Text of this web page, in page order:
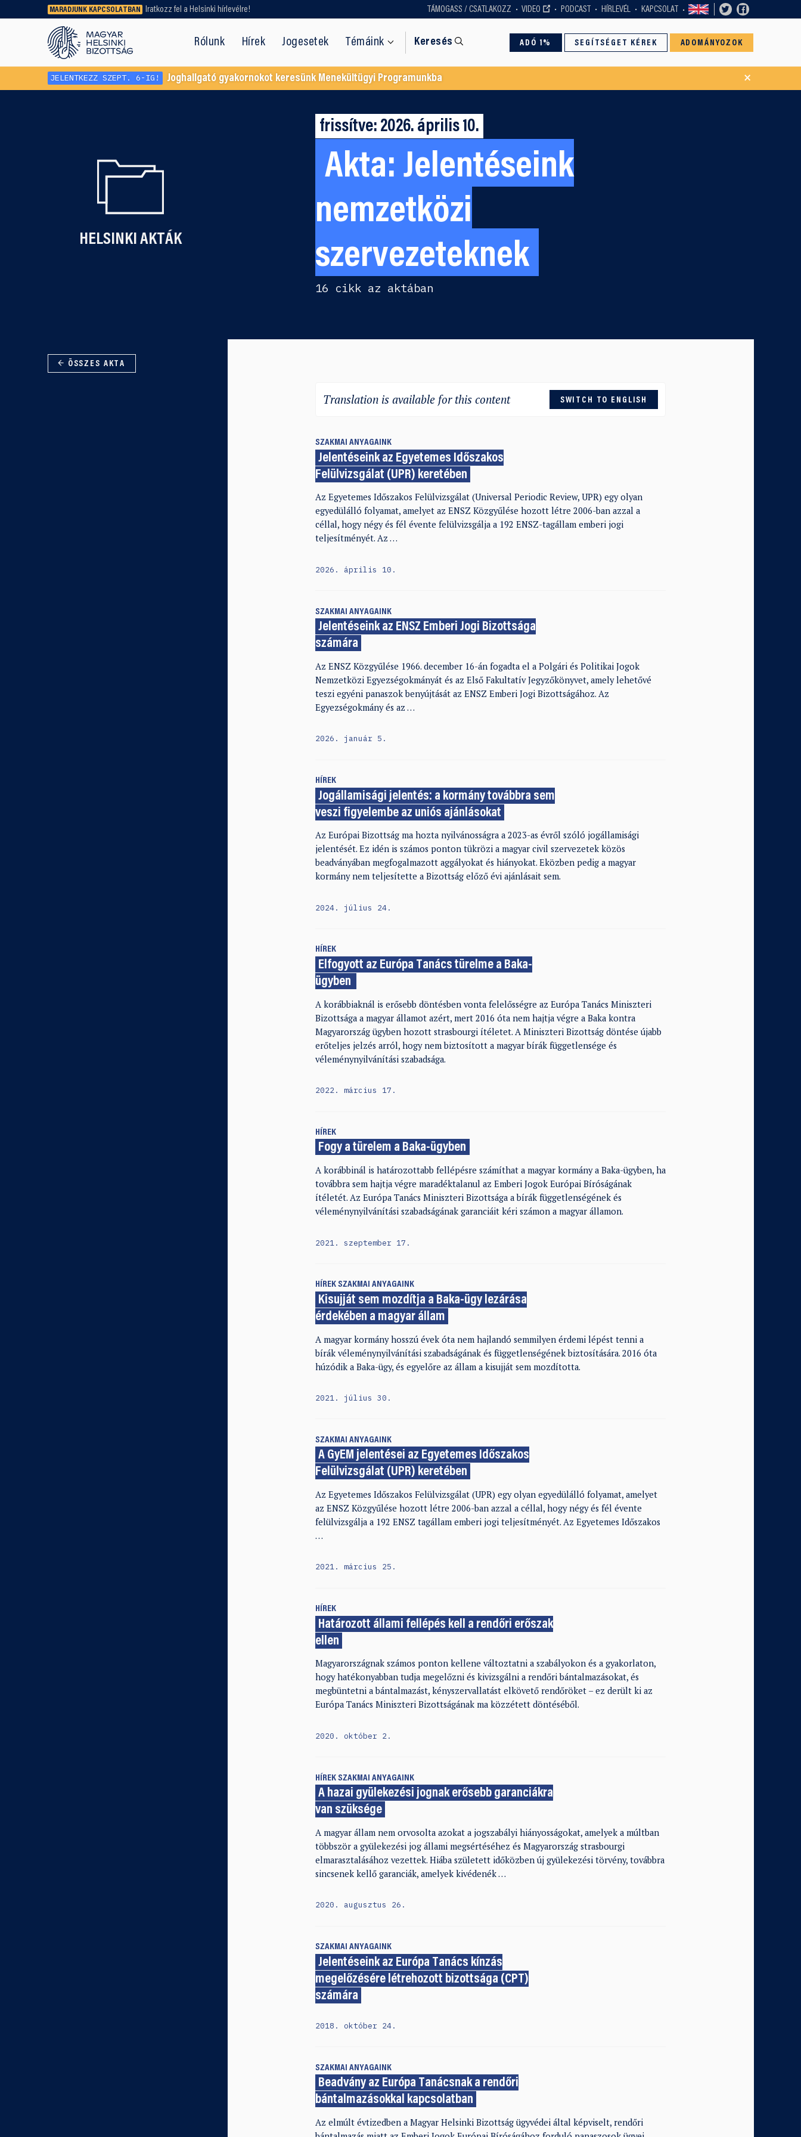
MARADJUNK KAPCSOLATBAN Iratkozz fel a Helsinki hírlevélre! TÁMOGASS / CSATLAKOZZ VIDEO PODCAST HÍRLEVÉL KAPCSOLAT
Rólunk Hírek Jogesetek Témáink Keresés ADÓ 1% SEGÍTSÉGET KÉREK ADOMÁNYOZOK
Régebbi tartalmat vagy
dokumentumot keresel? Használd a
keresőnket!
JELENTKEZZ SZEPT. 6-IG! Joghallgató gyakornokot keresünk Menekültügyi Programunkba ×
HELSINKI AKTÁK
frissítve: 2026. április 10.
Akta: Jelentéseink
nemzetközi
szervezeteknek
16 cikk az aktában
← ÖSSZES AKTA
Translation is available for this content SWITCH TO ENGLISH
SZAKMAI ANYAGAINK
Jelentéseink az Egyetemes Időszakos
Felülvizsgálat (UPR) keretében
Az Egyetemes Időszakos Felülvizsgálat (Universal Periodic Review, UPR) egy olyan
egyedülálló folyamat, amelyet az ENSZ Közgyűlése hozott létre 2006-ban azzal a
céllal, hogy négy és fél évente felülvizsgálja a 192 ENSZ-tagállam emberi jogi
teljesítményét. Az …
2026. április 10.
SZAKMAI ANYAGAINK
Jelentéseink az ENSZ Emberi Jogi Bizottsága
számára
Az ENSZ Közgyűlése 1966. december 16-án fogadta el a Polgári és Politikai Jogok
Nemzetközi Egyezségokmányát és az Első Fakultatív Jegyzőkönyvet, amely lehetővé
teszi egyéni panaszok benyújtását az ENSZ Emberi Jogi Bizottságához. Az
Egyezségokmány és az …
2026. január 5.
HÍREK
Jogállamisági jelentés: a kormány továbbra sem
veszi figyelembe az uniós ajánlásokat
Az Európai Bizottság ma hozta nyilvánosságra a 2023-as évről szóló jogállamisági
jelentését. Ez idén is számos ponton tükrözi a magyar civil szervezetek közös
beadványában megfogalmazott aggályokat és hiányokat. Eközben pedig a magyar
kormány nem teljesítette a Bizottság előző évi ajánlásait sem.
2024. július 24.
HÍREK
Elfogyott az Európa Tanács türelme a Baka-
ügyben
A korábbiaknál is erősebb döntésben vonta felelősségre az Európa Tanács Miniszteri
Bizottsága a magyar államot azért, mert 2016 óta nem hajtja végre a Baka kontra
Magyarország ügyben hozott strasbourgi ítéletet. A Miniszteri Bizottság döntése újabb
erőteljes jelzés arról, hogy nem biztosított a magyar bírák függetlensége és
véleménynyilvánítási szabadsága.
2022. március 17.
HÍREK
Fogy a türelem a Baka-ügyben
A korábbinál is határozottabb fellépésre számíthat a magyar kormány a Baka-ügyben, ha
továbbra sem hajtja végre maradéktalanul az Emberi Jogok Európai Bíróságának
ítéletét. Az Európa Tanács Miniszteri Bizottsága a bírák függetlenségének és
véleménynyilvánítási szabadságának garanciáit kéri számon a magyar államon.
2021. szeptember 17.
HÍREK SZAKMAI ANYAGAINK
Kisujját sem mozdítja a Baka-ügy lezárása
érdekében a magyar állam
A magyar kormány hosszú évek óta nem hajlandó semmilyen érdemi lépést tenni a
bírák véleménynyilvánítási szabadságának és függetlenségének biztosítására. 2016 óta
húzódik a Baka-ügy, és egyelőre az állam a kisujját sem mozdította.
2021. július 30.
SZAKMAI ANYAGAINK
A GyEM jelentései az Egyetemes Időszakos
Felülvizsgálat (UPR) keretében
Az Egyetemes Időszakos Felülvizsgálat (UPR) egy olyan egyedülálló folyamat, amelyet
az ENSZ Közgyűlése hozott létre 2006-ban azzal a céllal, hogy négy és fél évente
felülvizsgálja a 192 ENSZ tagállam emberi jogi teljesítményét. Az Egyetemes Időszakos
…
2021. március 25.
HÍREK
Határozott állami fellépés kell a rendőri erőszak
ellen
Magyarországnak számos ponton kellene változtatni a szabályokon és a gyakorlaton,
hogy hatékonyabban tudja megelőzni és kivizsgálni a rendőri bántalmazásokat, és
megbüntetni a bántalmazást, kényszervallatást elkövető rendőröket – ez derült ki az
Európa Tanács Miniszteri Bizottságának ma közzétett döntéséből.
2020. október 2.
HÍREK SZAKMAI ANYAGAINK
A hazai gyülekezési jognak erősebb garanciákra
van szüksége
A magyar állam nem orvosolta azokat a jogszabályi hiányosságokat, amelyek a múltban
többször a gyülekezési jog állami megsértéséhez és Magyarország strasbourgi
elmarasztalásához vezettek. Hiába született időközben új gyülekezési törvény, továbbra
sincsenek kellő garanciák, amelyek kivédenék …
2020. augusztus 26.
SZAKMAI ANYAGAINK
Jelentéseink az Európa Tanács kínzás
megelőzésére létrehozott bizottsága (CPT)
számára
2018. október 24.
SZAKMAI ANYAGAINK
Beadvány az Európa Tanácsnak a rendőri
bántalmazásokkal kapcsolatban
Az elmúlt évtizedben a Magyar Helsinki Bizottság ügyvédei által képviselt, rendőri